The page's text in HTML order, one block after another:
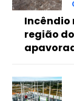
Free
Included
Praesent
Ut mollis
Incêndio
região